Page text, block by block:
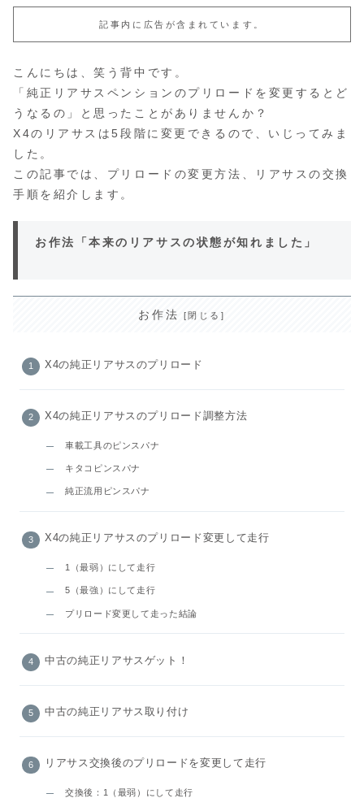
記事内に広告が含まれています。
こんにちは、笑う背中です。
「純正リアサスペンションのプリロードを変更するとど
うなるの」と思ったことがありませんか？
X4のリアサスは5段階に変更できるので、いじってみま
した。
この記事では、プリロードの変更方法、リアサスの交換
手順を紹介します。
お作法「本来のリアサスの状態が知れました」
お作法
X4の純正リアサスのプリロード
X4の純正リアサスのプリロード調整方法
車載工具のピンスパナ
キタコピンスパナ
純正流用ピンスパナ
X4の純正リアサスのプリロード変更して走行
1（最弱）にして走行
5（最強）にして走行
プリロード変更して走った結論
中古の純正リアサスゲット！
中古の純正リアサス取り付け
リアサス交換後のプリロードを変更して走行
交換後：1（最弱）にして走行